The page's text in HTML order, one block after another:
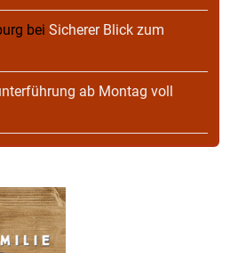
bei Sicherer Blick zum
ab Montag voll